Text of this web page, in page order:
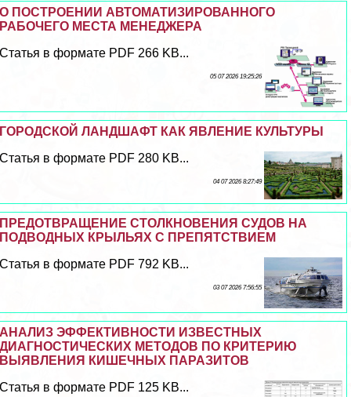
О ПОСТРОЕНИИ АВТОМАТИЗИРОВАННОГО
РАБОЧЕГО МЕСТА МЕНЕДЖЕРА
Статья в формате PDF 266 KB...
05 07 2026 19:25:26
ГОРОДСКОЙ ЛАНДШАФТ КАК ЯВЛЕНИЕ КУЛЬТУРЫ
Статья в формате PDF 280 KB...
04 07 2026 8:27:49
ПРЕДОТВРАЩЕНИЕ СТОЛКНОВЕНИЯ СУДОВ НА
ПОДВОДНЫХ КРЫЛЬЯХ С ПРЕПЯТСТВИЕМ
Статья в формате PDF 792 KB...
03 07 2026 7:56:55
АНАЛИЗ ЭФФЕКТИВНОСТИ ИЗВЕСТНЫХ
ДИАГНОСТИЧЕСКИХ МЕТОДОВ ПО КРИТЕРИЮ
ВЫЯВЛЕНИЯ КИШЕЧНЫХ ПАРАЗИТОВ
Статья в формате PDF 125 KB...